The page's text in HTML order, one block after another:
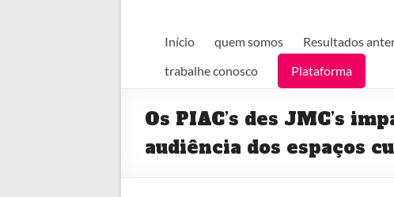
Início quem somos Resultados
trabalhe conosco
Plataforma
Os PIAC’s des JMC’s
audiência dos espaços